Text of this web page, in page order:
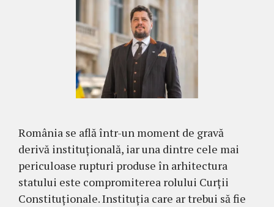
România se află într-un moment de gravă
derivă instituțională, iar una dintre cele mai
periculoase rupturi produse în arhitectura
statului este compromiterea rolului Curții
Constituționale. Instituția care ar trebui să fie